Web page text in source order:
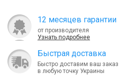
12 месяцев гарантии
от производителя
Узнать подробнее
Быcтрая доставка
Быстро доставим ваш заказ
в любую точку Украины